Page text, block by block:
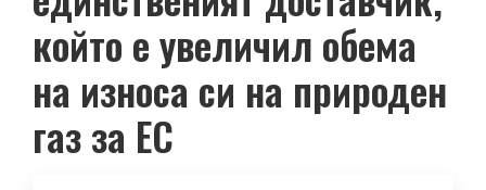
който е увеличил обема
на износа си на природен
газ за ЕС